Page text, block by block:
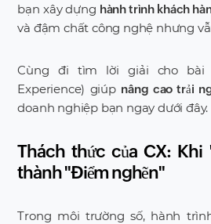
bạn xây dựng hành trình khách
và đậm chất công nghệ nhưng
Cùng đi tìm lời giải cho bài
Experience) giúp nâng cao trải
doanh nghiệp bạn ngay dưới đây.
Thách thức của CX: Khi
thành "Điểm nghẽn"
Trong môi trường số, hành